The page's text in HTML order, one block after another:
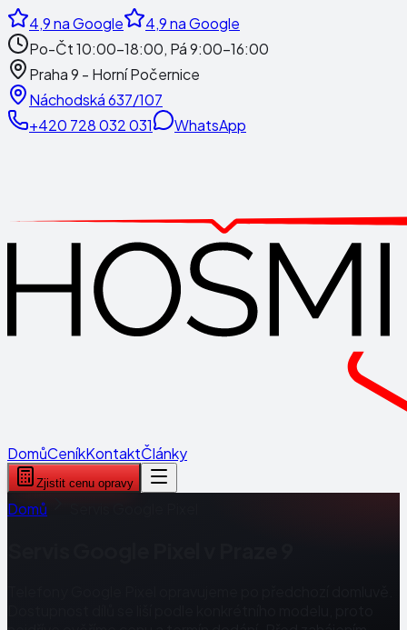
4,9na Google 4,9na Google
Po-Čt 10:00-18:00, Pá 9:00-16:00
Praha 9 - Horní Počernice
Náchodská 637/107
+420 728 032 031
WhatsApp
DomůCeníkKontaktČlánky
Zjistit cenu opravy
Domů